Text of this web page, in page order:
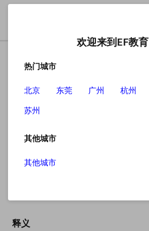
post
释义
欢迎来到EF教育
热门城市
北京 东莞 广州 杭州
苏州
其他城市
其他城市